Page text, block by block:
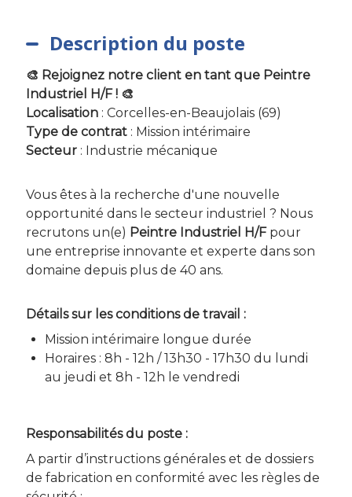
Description du poste
🎨 Rejoignez notre client en tant que Peintre
Industriel H/F ! 🎨
Localisation: Corcelles-en-Beaujolais (69)
Type de contrat: Mission intérimaire
Secteur: Industrie mécanique
Vous êtes à la recherche d'une nouvelle
opportunité dans le secteur industriel ? Nous
recrutons un(e) Peintre Industriel H/F pour
une entreprise innovante et experte dans son
domaine depuis plus de 40 ans.
Détails sur les conditions de travail :
Mission intérimaire longue durée
Horaires : 8h - 12h / 13h30 - 17h30 du lundi
au jeudi et 8h - 12h le vendredi
Responsabilités du poste :
A partir d’instructions générales et de dossiers
de fabrication en conformité avec les règles de